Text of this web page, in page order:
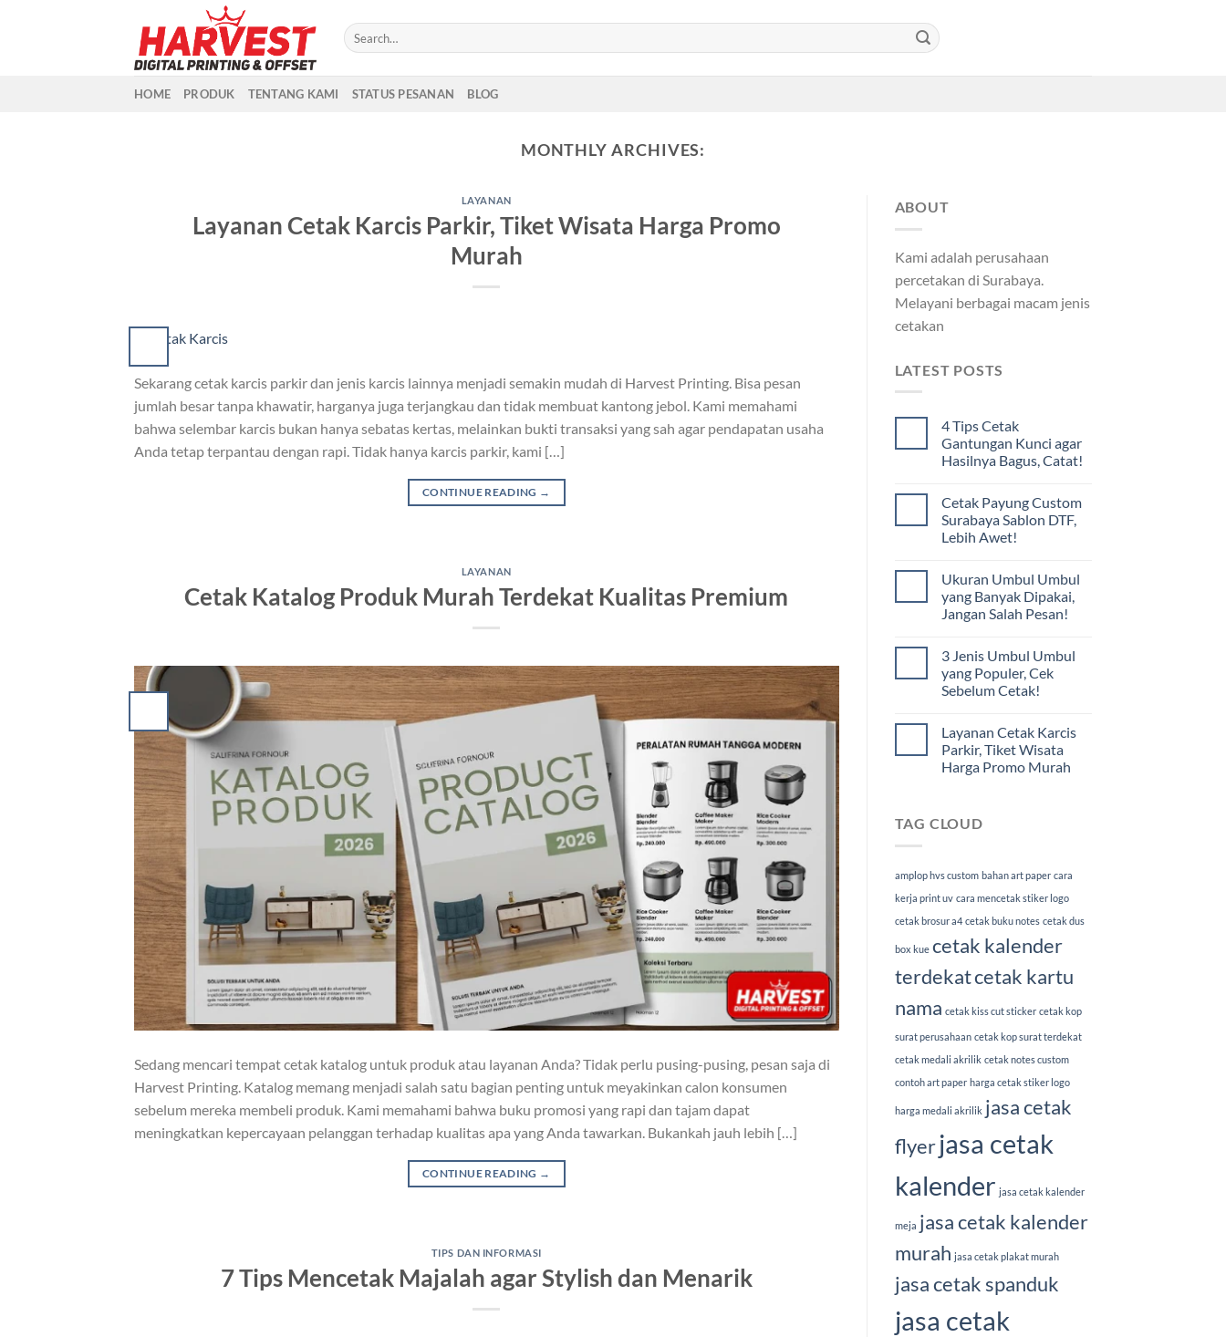
HOME PRODUK TENTANG KAMI STATUS PESANAN BLOG
MONTHLY ARCHIVES:
LAYANAN
Layanan Cetak Karcis Parkir, Tiket Wisata Harga Promo
Murah
Sekarang cetak karcis parkir dan jenis karcis lainnya menjadi semakin mudah di Harvest Printing. Bisa pesan
jumlah besar tanpa khawatir, harganya juga terjangkau dan tidak membuat kantong jebol. Kami memahami
bahwa selembar karcis bukan hanya sebatas kertas, melainkan bukti transaksi yang sah agar pendapatan usaha
Anda tetap terpantau dengan rapi. Tidak hanya karcis parkir, kami […]
CONTINUE READING →
LAYANAN
Cetak Katalog Produk Murah Terdekat Kualitas Premium
Sedang mencari tempat cetak katalog untuk produk atau layanan Anda? Tidak perlu pusing-pusing, pesan saja di
Harvest Printing. Katalog memang menjadi salah satu bagian penting untuk meyakinkan calon konsumen
sebelum mereka membeli produk. Kami memahami bahwa buku promosi yang rapi dan tajam dapat
meningkatkan kepercayaan pelanggan terhadap kualitas apa yang Anda tawarkan. Bukankah jauh lebih […]
CONTINUE READING →
TIPS DAN INFORMASI
7 Tips Mencetak Majalah agar Stylish dan Menarik
ABOUT
Kami adalah perusahaan
percetakan di Surabaya.
Melayani berbagai macam jenis
cetakan
LATEST POSTS
4 Tips Cetak
Gantungan Kunci agar
Hasilnya Bagus, Catat!
Cetak Payung Custom
Surabaya Sablon DTF,
Lebih Awet!
Ukuran Umbul Umbul
yang Banyak Dipakai,
Jangan Salah Pesan!
3 Jenis Umbul Umbul
yang Populer, Cek
Sebelum Cetak!
Layanan Cetak Karcis
Parkir, Tiket Wisata
Harga Promo Murah
TAG CLOUD
amplop hvs custom bahan art paper cara
kerja print uv cara mencetak stiker logo
cetak brosur a4 cetak buku notes cetak dus
box kue cetak kalender
terdekatcetak kartu
nama cetak kiss cut sticker cetak kop
surat perusahaan cetak kop surat terdekat
cetak medali akrilik cetak notes custom
contoh art paper harga cetak stiker logo
harga medali akrilik jasa cetak
flyer jasa cetak
kalender jasa cetak kalender
meja jasa cetak kalender
murah jasa cetak plakat murah
jasa cetak spanduk
jasa cetak